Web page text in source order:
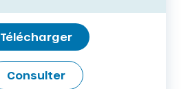
Télécharger
Consulter